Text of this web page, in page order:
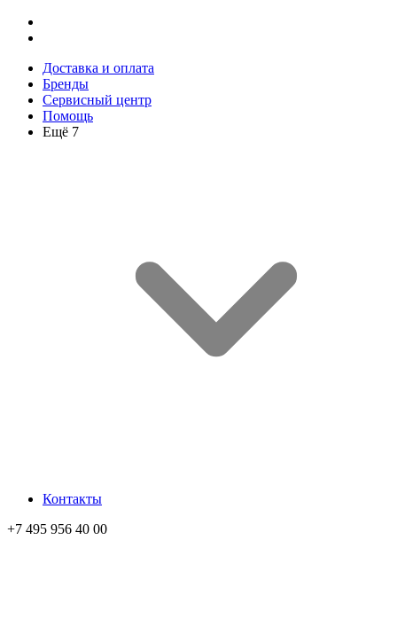
Доставка и оплата
Бренды
Сервисный центр
Помощь
Ещё 7
Контакты
+7 495 956 40 00